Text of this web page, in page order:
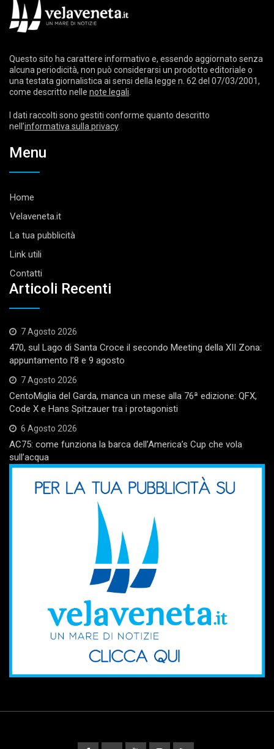
Questo sito ha carattere informativo e, essendo aggiornato senza
alcuna periodicità, non può considerarsi un prodotto editoriale o
una testata giornalistica ai sensi della legge n. 62 del 07/03/2001,
come descritto nelle note legali
I dati raccolti sono gestiti conforme quanto descritto
nell’informativa sulla privacy.
Menu
Home
Velaveneta.it
La tua pubblicità
Link utili
Contatti
Articoli Recenti
7 Agosto 2026
470, sul Lago di Santa Croce il secondo Meeting della XII Zona:
appuntamento l’8 e 9 agosto
7 Agosto 2026
CentoMiglia del Garda, manca un mese alla 76ª edizione: QFX,
Code X e Hans Spitzauer tra i protagonisti
6 Agosto 2026
AC75: come funziona la barca dell’America’s Cup che vola
sull’acqua